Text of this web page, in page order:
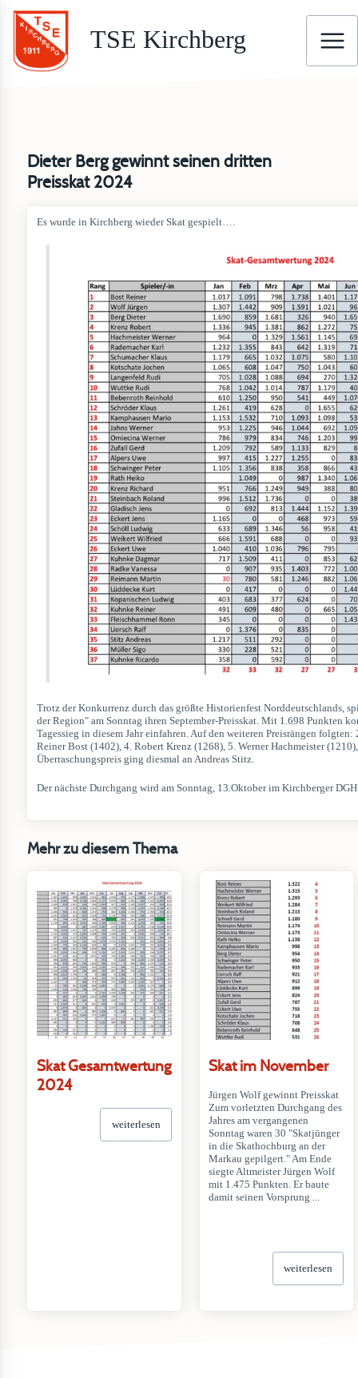
TSE Kirchberg
Dieter Berg gewinnt seinen dritten
Preisskat 2024
Es wurde in Kirchberg wieder Skat gespielt….
Trotz der Konkurrenz durch das größte Historienfest Norddeutschlands,
der Region" am Sonntag ihren September-Preisskat. Mit 1.698 Punkten
Tagessieg in diesem Jahr einfahren. Auf den weiteren Preisrängen folgten:
Reiner Bost (1402), 4. Robert Krenz (1268), 5. Werner Hachmeister
Überraschungspreis ging diesmal an Andreas Stitz.
Der nächste Durchgang wird am Sonntag, 13.Oktober im Kirchberger
Mehr zu diesem Thema
Skat Gesamtwertung
2024
weiterlesen
Skat im November
Jürgen Wolf gewinnt Preisskat
Zum vorletzten Durchgang des
Jahres am vergangenen
Sonntag waren 30 "Skatjünger
in die Skathochburg an der
Markau gepilgert." Am Ende
siegte Altmeister Jürgen Wolf
mit 1.475 Punkten. Er baute
damit seinen Vorsprung ...
weiterlesen